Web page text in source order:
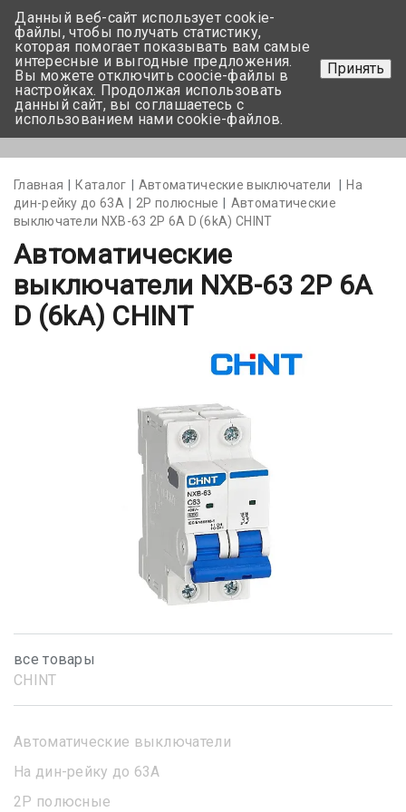
+375 17-350-99-56
+375 44-752-82-08
Задать вопрос
Главная Каталог Автоматические выключатели
На
дин-рейку до 63А
2Р полюсные
Автоматические
выключатели NXB-63 2P 6A D (6kA) CHINT
Автоматические
выключатели NXB-63 2P 6A
D (6kA) CHINT
все товары
CHINT
Автоматические выключатели
На дин-рейку до 63А
2Р полюсные
Данный веб-сайт использует cookie-
файлы, чтобы получать статистику,
которая помогает показывать вам самые
интересные и выгодные предложения.
Вы можете отключить coocie-файлы в
настройках. Продолжая использовать
данный сайт, вы соглашаетесь с
использованием нами cookie-файлов.
Принять